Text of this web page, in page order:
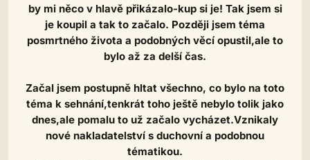
by mi něco v hlavě přikázalo-kup si je! Tak jsem si
je koupil a tak to začalo. Později jsem téma
posmrtného života a podobných věcí opustil,ale to
bylo až za delší čas.
Začal jsem postupně hltat všechno, co bylo na toto
téma k sehnání,tenkrát toho ještě nebylo tolik jako
dnes,ale pomalu to už začalo vycházet.Vznikaly
nové nakladatelství s duchovní a podobnou
tématikou.